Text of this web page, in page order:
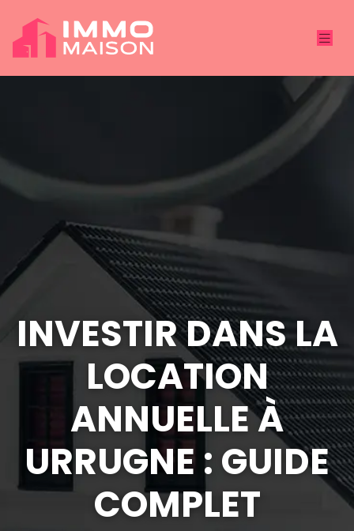
INVESTIR DANS LA
LOCATION
ANNUELLE À
URRUGNE : GUIDE
COMPLET